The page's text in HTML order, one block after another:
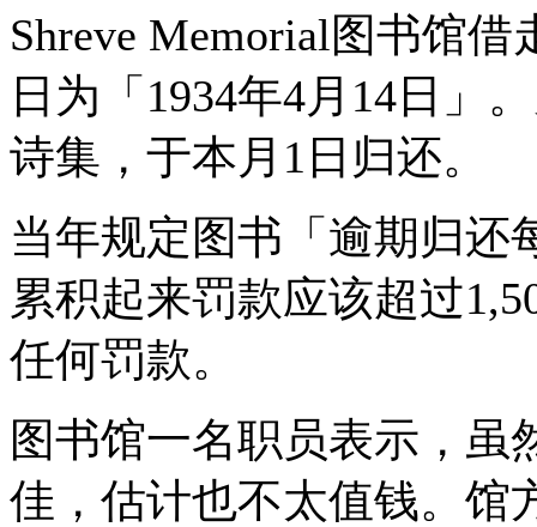
Shreve Memorial图书馆
日为「1934年4月14日」
诗集，于本月1日归还。
当年规定图书「逾期归还
累积起来罚款应该超过
任何罚款。
图书馆一名职员表示，虽
佳，估计也不太值钱。馆